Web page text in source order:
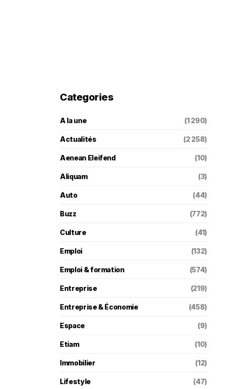
Categories
A la une (1 290)
Actualités (2 258)
Aenean Eleifend (10)
Aliquam (3)
Auto (44)
Buzz (772)
Culture (41)
Emploi (132)
Emploi & formation (574)
Entreprise (219)
Entreprise & Économie (458)
Espace (9)
Etiam (10)
Immobilier (12)
Lifestyle (47)